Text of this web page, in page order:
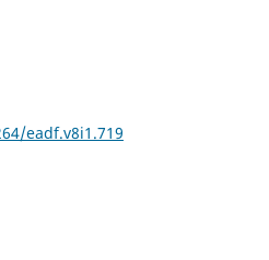
eadf.v8i1.719